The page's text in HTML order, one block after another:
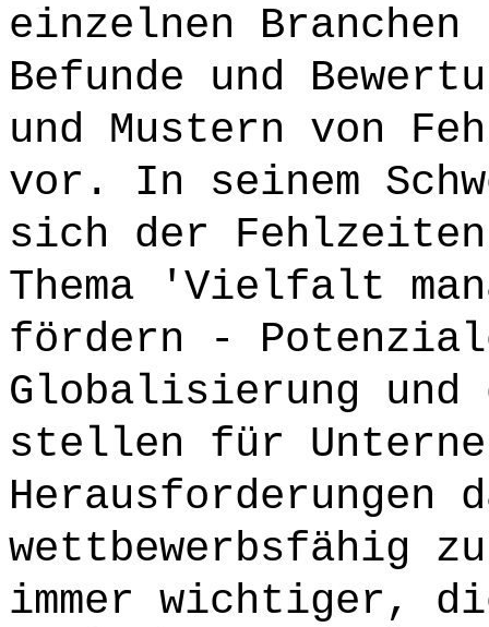
einzelnen
Befunde und
und Mustern von
vor. In seinem
sich der
Thema 'Vielfalt
fördern -
Globalisierung und
stellen für
Herausforderungen
wettbewerbsfähig
immer wichtiger,